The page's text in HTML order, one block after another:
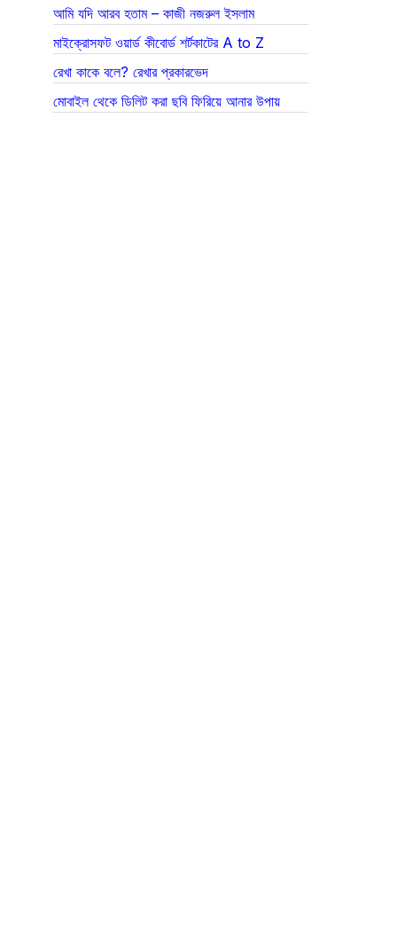
আমি যদি আরব হতাম – কাজী নজরুল ইসলাম
মাইক্রোসফট ওয়ার্ড কীবোর্ড শর্টকাটের A to Z
রেখা কাকে বলে? রেখার প্রকারভেদ
মোবাইল থেকে ডিলিট করা ছবি ফিরিয়ে আনার উপায়